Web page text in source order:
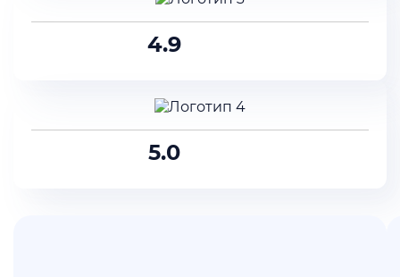
4.9
5.0